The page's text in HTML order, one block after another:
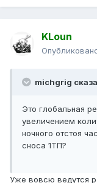
KLoun
michgrig
Это глобальная
увеличением
ночного отстоя
сноса 1ТП?
Уже вовсю ведутся